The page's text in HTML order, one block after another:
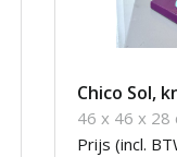
Chico Sol,
46 x 46 x 28
Prijs (incl.